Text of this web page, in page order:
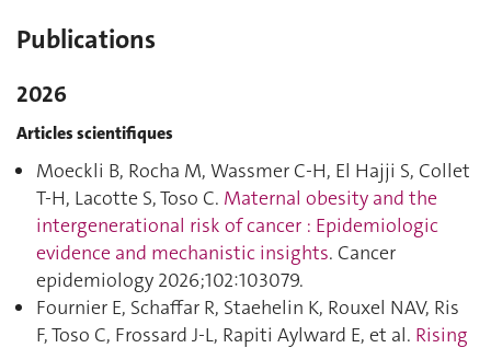
Publications
2026
Articles scientifiques
Moeckli B, Rocha M, Wassmer C-H, El Hajji S, Collet
T-H, Lacotte S, Toso C. Maternal obesity and the
intergenerational risk of cancer : Epidemiologic
evidence and mechanistic insights. Cancer
epidemiology 2026;102:103079.
Fournier E, Schaffar R, Staehelin K, Rouxel NAV, Ris
F, Toso C, Frossard J-L, Rapiti Aylward E, et al. Rising